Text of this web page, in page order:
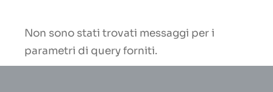
Non sono stati trovati messaggi per i
parametri di query forniti.